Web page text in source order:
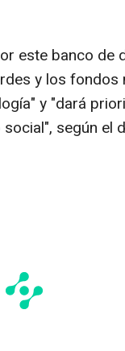
este banco de
y los
y "dará
según el